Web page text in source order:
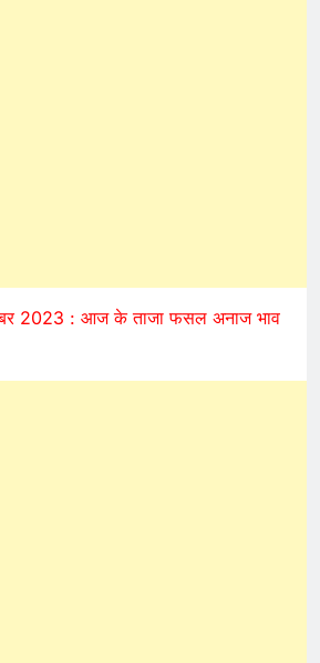
2023 : आज के ताजा फसल अनाज भाव